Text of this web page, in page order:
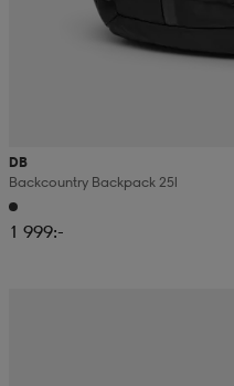
DB
Backcountry Backpack 25l
1 999:-